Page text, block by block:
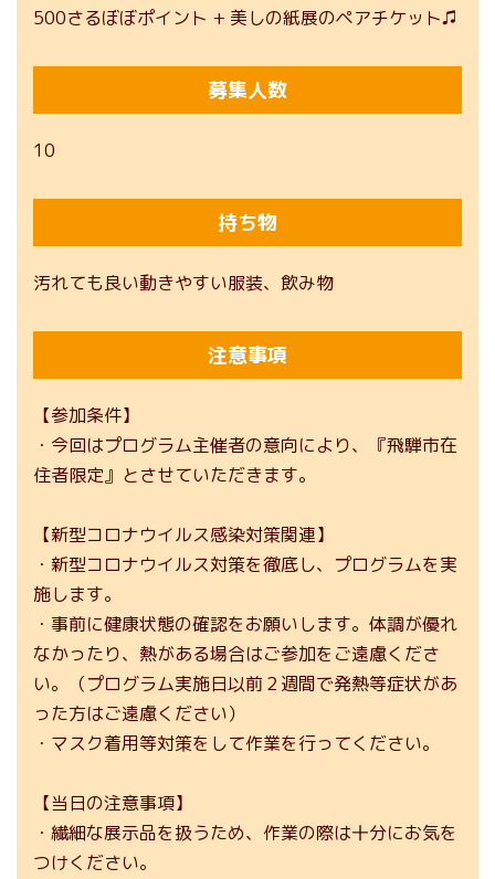
500さるぼぼポイント + 美しの紙展のペアチケット♫
募集人数
10
持ち物
汚れても良い動きやすい服装、飲み物
注意事項
【参加条件】
・今回はプログラム主催者の意向により、『飛騨市在
住者限定』とさせていただきます。
【新型コロナウイルス感染対策関連】
・新型コロナウイルス対策を徹底し、プログラムを実
施します。
・事前に健康状態の確認をお願いします。体調が優れ
なかったり、熱がある場合はご参加をご遠慮くださ
い。（プログラム実施日以前２週間で発熱等症状があ
った方はご遠慮ください）
・マスク着用等対策をして作業を行ってください。
【当日の注意事項】
・繊細な展示品を扱うため、作業の際は十分にお気を
つけください。